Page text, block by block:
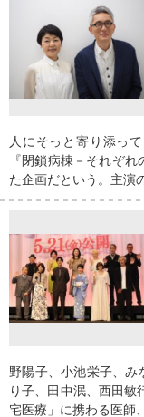
人にそっと寄り添っ
『閉鎖病棟－それぞ
た企画だという。主演
野陽子、小池栄子、み
り子、田中泯、西田
宅医療」に携わる医師